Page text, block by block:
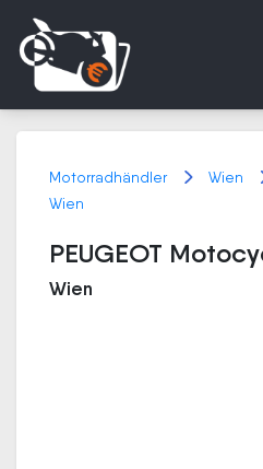
Motorradhändler Wien
Wien
PEUGEOT
Wien